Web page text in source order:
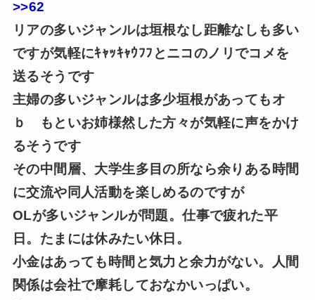
>>62
リアの多いジャンルは垣根なし距離なしも多い
ですが気軽にｷｬｯｷｬｳﾌﾌとニコのノリでコメを
送るそうです
主婦の多いジャンルは多少垣根があってもオ
ｂ もといお姉様然した方々が気軽に声をかけ
るそうです
その中間層、大学生多目の所なら余りある時間
に交流や同人活動を楽しめるのですが
OLが多いジャンルが問題。仕事で疲れた平
日。たまには休みたい休日。
小金はあっても時間と気力と余力がない。人間
関係は会社で摩耗しておなかいっぱい。